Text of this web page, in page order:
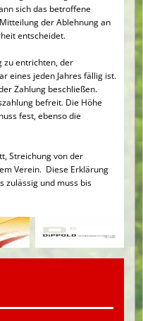
sich das betroffene
der Ablehnung an
entscheidet.
zu entrichten, der
eines jeden Jahres fällig ist.
Zahlung beschließen.
befreit. Die Höhe
fest, ebenso die
Streichung von der
Verein. Diese Erklärung
zulässig und muss bis